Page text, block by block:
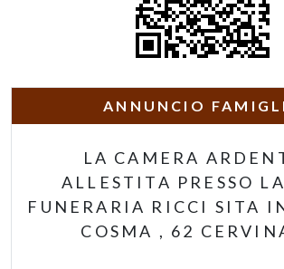
ANNUNCIO
LA CAMERA
ALLESTITA PRESSO
FUNERARIA RICCI SITA
COSMA , 62